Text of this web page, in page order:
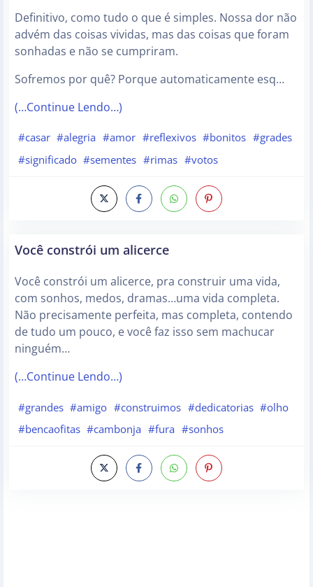
Definitivo, como tudo o que é simples. Nossa dor não
advém das coisas vividas, mas das coisas que foram
sonhadas e não se cumpriram.
Sofremos por quê? Porque automaticamente esq…
(…Continue Lendo…)
#casar #alegria #amor #reflexivos #bonitos #grades
#significado #sementes #rimas #votos
Você constrói um alicerce
Você constrói um alicerce, pra construir uma vida,
com sonhos, medos, dramas…uma vida completa.
Não precisamente perfeita, mas completa, contendo
de tudo um pouco, e você faz isso sem machucar
ninguém…
(…Continue Lendo…)
#grandes #amigo #construimos #dedicatorias #olho
#bencaofitas #cambonja #fura #sonhos